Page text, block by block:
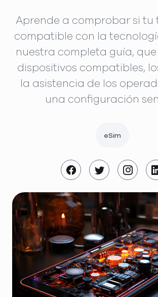
Aprende a comprobar si tu
compatible con la
nuestra completa guía, que
dispositivos compatibles,
la asistencia de los
una configuración
eSim